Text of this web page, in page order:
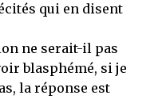
qui en disent
ne serait-il pas
blasphémé, si je
la réponse est